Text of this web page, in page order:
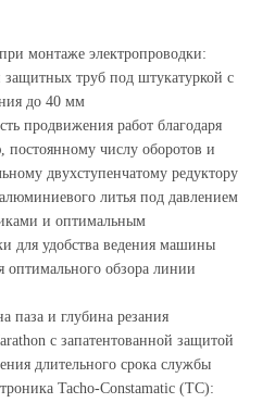
монтаже электропроводки:
защитных труб под штукатуркой с
до 40 мм
продвижения работ благодаря
числу оборотов и
двухступенчатому редуктору
литья под давлением
и оптимальным
для удобства ведения машины
оптимального обзора линии
паза и глубина резания
с запатентованной защитой
длительного срока службы
Tacho-Constamatic (TC):